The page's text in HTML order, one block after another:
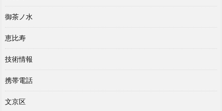
御茶ノ水
恵比寿
技術情報
携帯電話
文京区